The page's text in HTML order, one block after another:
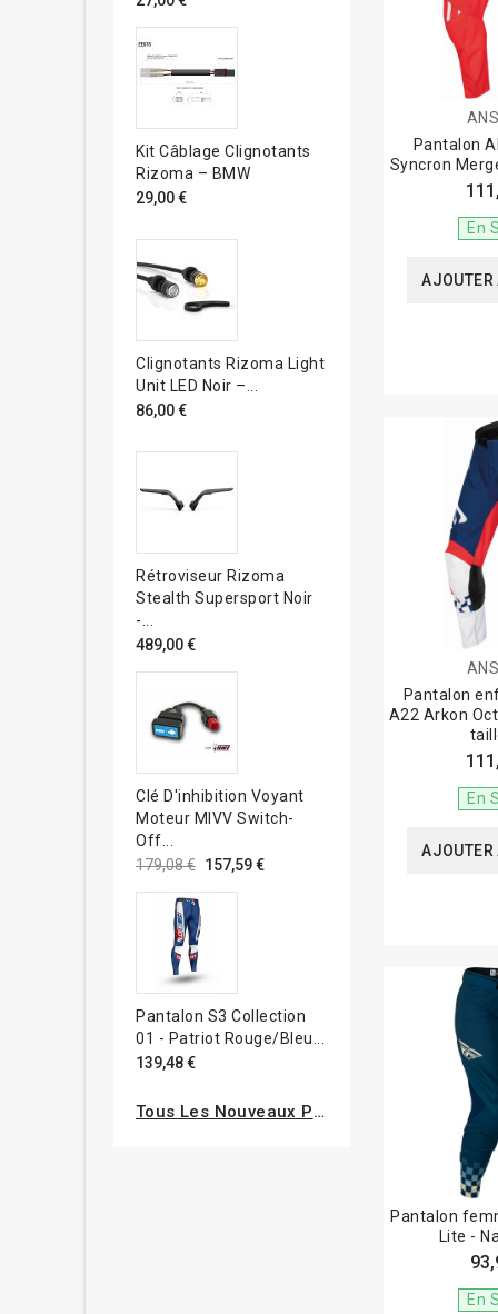
US30
30
34(8)
(6)
Kit Câblage Clignotants
Rizoma – BMW
29,00 €
Clignotants Rizoma Light
Unit LED Noir –...
86,00 €
Rétroviseur Rizoma
Stealth Supersport Noir
-...
489,00 €
Clé D'inhibition Voyant
Moteur MIVV Switch-
Off...
179,08 € 157,59 €
Pantalon S3 Collection
01 - Patriot Rouge/bleu...
139,48 €
Tous Les Nouveaux Produits
Pantalon
Syncron
En
AJOUTER
Pantalon
A22 Arkon
En
AJOUTER
Pantalon
Lite -
En